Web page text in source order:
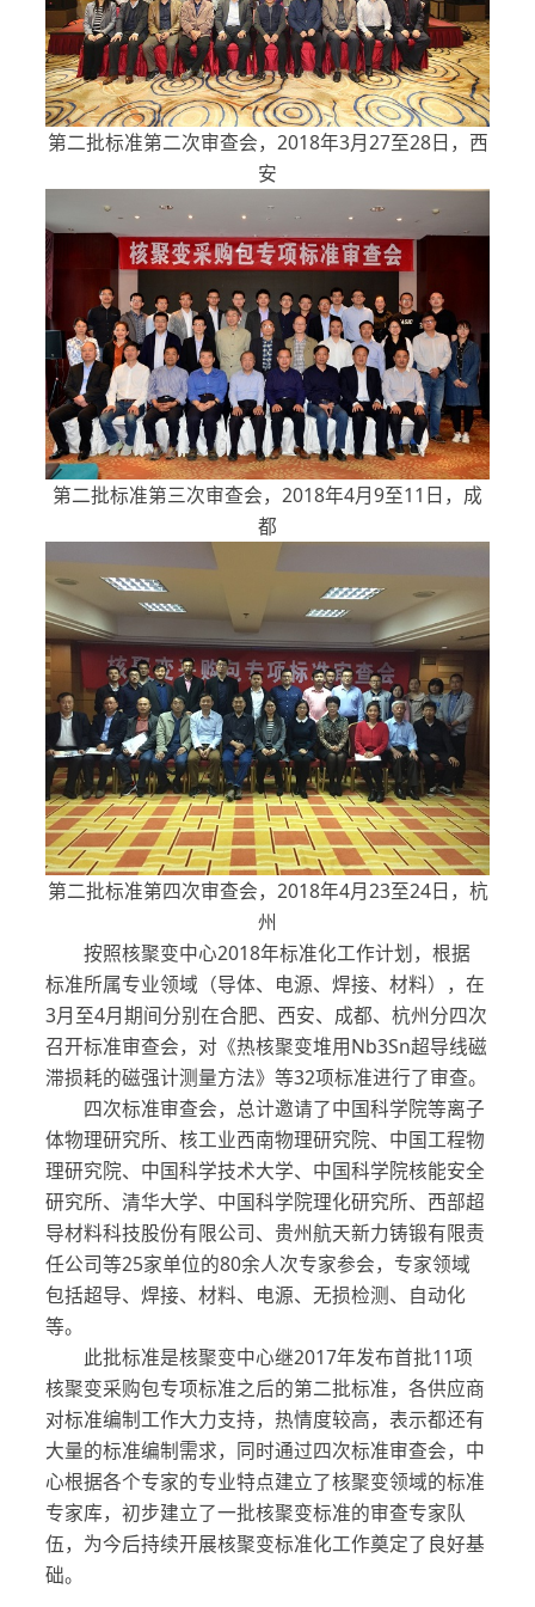
第二批标准第二次审查会，2018年3月27至28日，西
安
第二批标准第三次审查会，2018年4月9至11日，成
都
第二批标准第四次审查会，2018年4月23至24日，杭
州
按照核聚变中心2018年标准化工作计划，根据
标准所属专业领域（导体、电源、焊接、材料），在
3月至4月期间分别在合肥、西安、成都、杭州分四次
召开标准审查会，对《热核聚变堆用Nb3Sn超导线磁
滞损耗的磁强计测量方法》等32项标准进行了审查。
四次标准审查会，总计邀请了中国科学院等离子
体物理研究所、核工业西南物理研究院、中国工程物
理研究院、中国科学技术大学、中国科学院核能安全
研究所、清华大学、中国科学院理化研究所、西部超
导材料科技股份有限公司、贵州航天新力铸锻有限责
任公司等25家单位的80余人次专家参会，专家领域
包括超导、焊接、材料、电源、无损检测、自动化
等。
此批标准是核聚变中心继2017年发布首批11项
核聚变采购包专项标准之后的第二批标准，各供应商
对标准编制工作大力支持，热情度较高，表示都还有
大量的标准编制需求，同时通过四次标准审查会，中
心根据各个专家的专业特点建立了核聚变领域的标准
专家库，初步建立了一批核聚变标准的审查专家队
伍，为今后持续开展核聚变标准化工作奠定了良好基
础。